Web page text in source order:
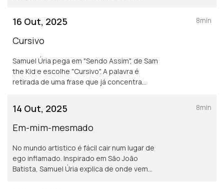
16 Out, 2025
Cursivo
Samuel Úria pega em "Sendo Assim", de Sam
the Kid e escolhe "Cursivo". A palavra é
retirada de uma frase que já concentra
8min
14 Out, 2025
Em-mim-mesmado
No mundo artistico é fácil cair num lugar de
ego inflamado. Inspirado em São João
Batista, Samuel Úria explica de onde vem
8min